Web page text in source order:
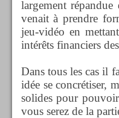
largement
venait à prendre
jeu-vidéo en
intérêts financiers
Dans tous les cas il
idée se concrétiser,
solides pour
vous serez de la